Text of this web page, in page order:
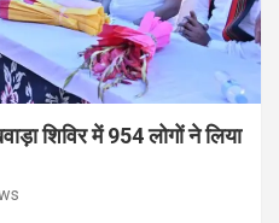
शिविर में 954 लोगों ने लिया